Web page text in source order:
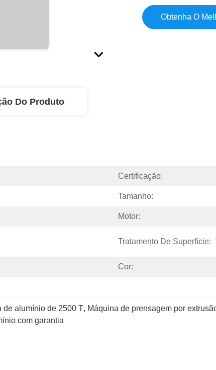
Obtenha O
Do Produto
Certificação:
Tamanho:
Motor:
Tratamento De Superfície:
Cor:
de alumínio de 2500 T, Máquina de prensagem por
com garantia